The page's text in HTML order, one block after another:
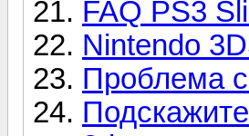
FAQ PS3
Nintendo
Проблема